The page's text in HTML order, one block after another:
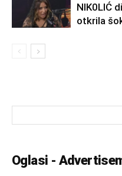
NlK0LlĆ
otkrila
Oglasi -